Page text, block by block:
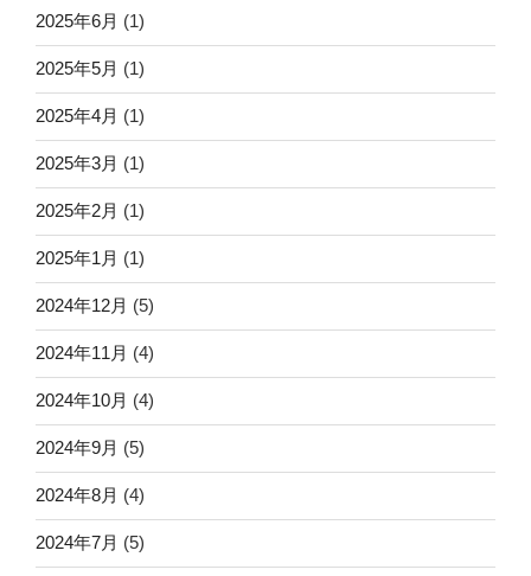
2025年6月 (1)
2025年5月 (1)
2025年4月 (1)
2025年3月 (1)
2025年2月 (1)
2025年1月 (1)
2024年12月 (5)
2024年11月 (4)
2024年10月 (4)
2024年9月 (5)
2024年8月 (4)
2024年7月 (5)